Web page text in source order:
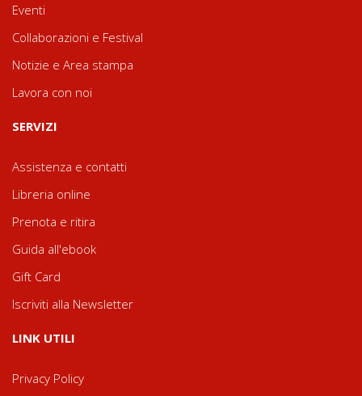
Eventi
Collaborazioni e Festival
Notizie e Area stampa
Lavora con noi
SERVIZI
Assistenza e contatti
Libreria online
Prenota e ritira
Guida all'ebook
Gift Card
Iscriviti alla Newsletter
LINK UTILI
Privacy Policy